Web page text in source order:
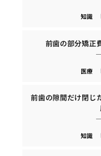
知識
前歯の部分矯正
医療
前歯の隙間だけ閉じ
知識